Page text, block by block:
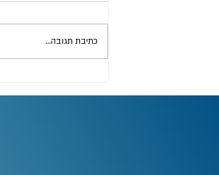
כתיבת תגובה...